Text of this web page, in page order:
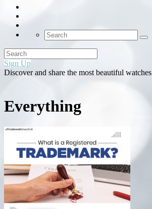
Sign Up
Discover and share the most beautiful watches
Everything